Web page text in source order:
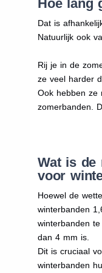
Hoe lang
Dat is
Natuurlijk ook
Rij je in de
ze veel harder
Ook hebben ze
zomerbanden.
Wat is de
voor
Hoewel de
winterbanden
winterbanden
dan 4 mm is.
Dit is cruciaal
winterbanden